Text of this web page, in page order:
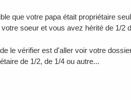
que votre papa était propriétaire
soeur et vous avez hérité de 1/2
le vérifier est d'aller voir votre
de 1/2, de 1/4 ou autre...